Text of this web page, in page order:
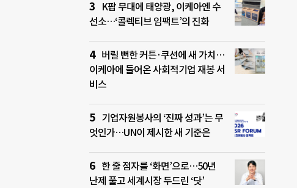
K팝 무대에 태양광, 이케아엔 수
선소…‘콜렉티브 임팩트’의 진화
버릴 뻔한 커튼·쿠션에 새 가치…
이케아에 들어온 사회적기업 재봉 서
비스
기업자원봉사의 ‘진짜 성과’는 무
엇인가…UN이 제시한 새 기준은
한 줄 점자를 ‘화면’으로…50년
난제 풀고 세계시장 두드린 ‘닷’